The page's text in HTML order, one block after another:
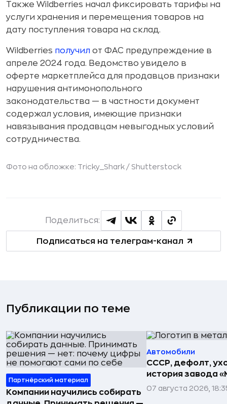
Также Wildberries начал фиксировать тарифы на
услуги хранения и перемещения товаров на
дату поступления товара на склад.
Wildberries получил от ФАС предупреждение в
апреле 2024 года. Ведомство увидело в
оферте маркетплейса для продавцов признаки
нарушения антимонопольного
законодательства — в частности документ
содержал условия, имеющие признаки
навязывания продавцам невыгодных условий
сотрудничества.
Фото на обложке: Tricky_Shark / Shutterstock
Подписаться на телеграм-канал
Поделиться:
Публикации по теме
Партнёрский материал
Компании научились собирать
Автомобили
СССР, дефолт,
история завода
07 августа 2026,